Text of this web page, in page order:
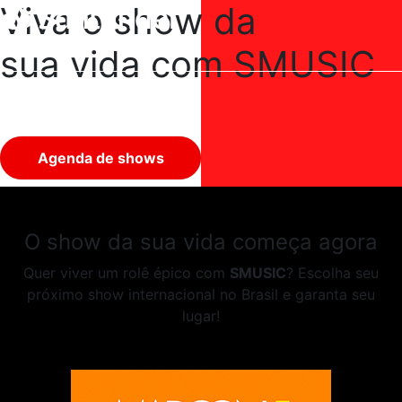
Viva o show da
sua vida com SMUSIC
Agenda de shows
O show da sua vida começa agora
Quer viver um rolê épico com SMUSIC? Escolha seu
próximo show internacional no Brasil e garanta seu
lugar!